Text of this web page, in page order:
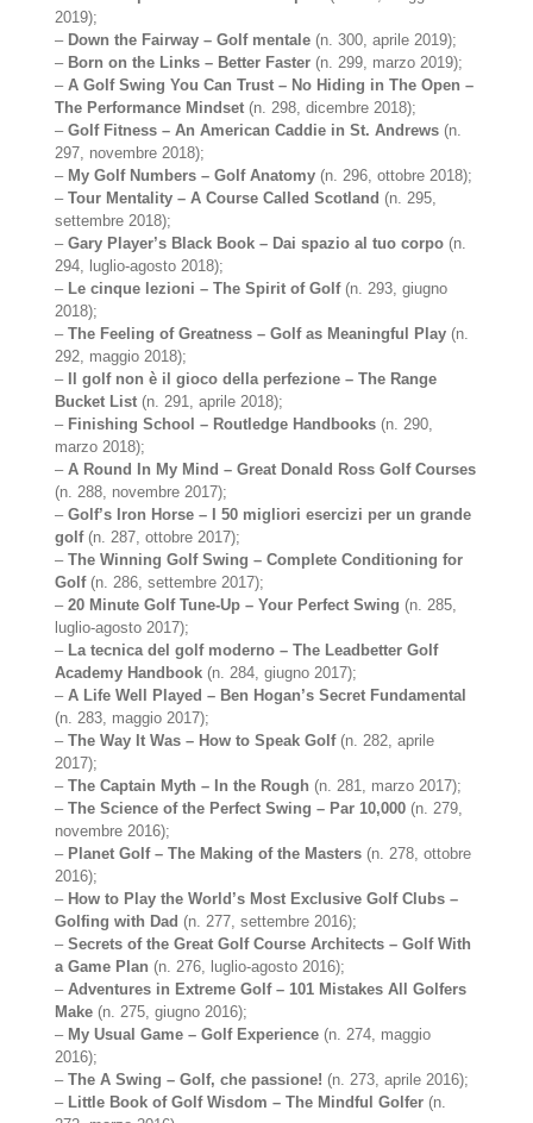
2019);
– Down the Fairway – Golf mentale (n. 300, aprile 2019);
– Born on the Links – Better Faster (n. 299, marzo 2019);
–A Golf Swing You Can Trust – No Hiding in The Open –
The Performance Mindset (n. 298, dicembre 2018);
–Golf Fitness – An American Caddie in St. Andrews (n.
297, novembre 2018);
– My Golf Numbers – Golf Anatomy (n. 296, ottobre 2018);
–Tour Mentality – A Course Called Scotland (n. 295,
settembre 2018);
–Gary Player’s Black Book – Dai spazio al tuo corpo (n.
294, luglio-agosto 2018);
– Le cinque lezioni – The Spirit of Golf(n. 293, giugno
2018);
–The Feeling of Greatness – Golf as Meaningful Play (n.
292, maggio 2018);
–
Il golf non è il gioco della perfezione – The Range
Bucket List (n. 291, aprile 2018);
– Finishing School – Routledge Handbooks (n. 290,
marzo 2018);
–A Round In My Mind – Great Donald Ross Golf Courses
(n. 288, novembre 2017);
–Golf’s Iron Horse – I 50 migliori esercizi per un grande
golf(n. 287, ottobre 2017);
–The Winning Golf Swing – Complete Conditioning for
Golf(n. 286, settembre 2017);
–20 Minute Golf Tune-Up – Your Perfect Swing (n. 285,
luglio-agosto 2017);
– La tecnica del golf moderno – The Leadbetter Golf
Academy Handbook (n. 284, giugno 2017);
–A Life Well Played – Ben Hogan’s Secret Fundamental
(n. 283, maggio 2017);
–The Way It Was – How to Speak Golf(n. 282, aprile
2017);
–The Captain Myth – In the Rough (n. 281, marzo 2017);
–The Science of the Perfect Swing – Par 10,000 (n. 279,
novembre 2016);
– Planet Golf – The Making of the Masters (n. 278, ottobre
2016);
– How to Play the World’s Most Exclusive Golf Clubs –
Golfing with Dad (n. 277, settembre 2016);
–Secrets of the Great Golf Course Architects – Golf With
a Game Plan (n. 276, luglio-agosto 2016);
–Adventures in Extreme Golf – 101 Mistakes All Golfers
Make (n. 275, giugno 2016);
– My Usual Game – Golf Experience (n. 274, maggio
2016);
–The A Swing – Golf, che passione! (n. 273, aprile 2016);
– Little Book of Golf Wisdom – The Mindful Golfer (n.